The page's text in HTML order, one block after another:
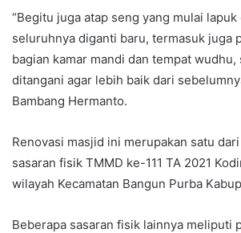
“Begitu juga atap seng yang mulai lapuk
seluruhnya diganti baru, termasuk juga
bagian kamar mandi dan tempat wudhu,
ditangani agar lebih baik dari
Bambang Hermanto.
Renovasi masjid ini merupakan satu
sasaran fisik TMMD ke-111 TA 2021
wilayah Kecamatan Bangun Purba
Beberapa sasaran fisik lainnya meliputi